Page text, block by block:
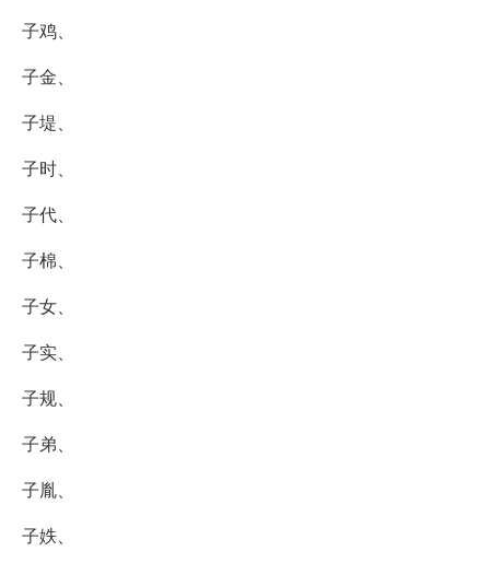
子鸡、
子金、
子堤、
子时、
子代、
子棉、
子女、
子实、
子规、
子弟、
子胤、
子妷、